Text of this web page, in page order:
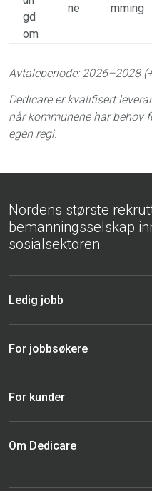
gd
om
ne
mming
Avtaleperiode: 2026–2028
Dedicare er kvalifisert
når kommunene har behov
egen regi.
Nordens største
bemanningsselskap
sosialsektoren
Ledig jobb
For jobbsøkere
For kunder
Om Dedicare